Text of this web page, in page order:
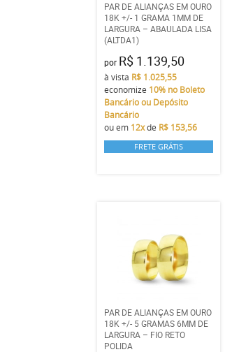
PAR DE ALIANÇAS EM OURO
18K +/- 1 GRAMA 1MM DE
LARGURA – ABAULADA LISA
(ALTDA1)
por R$ 1.139,50
à vista R$ 1.025,55
economize 10% no Boleto
Bancário ou Depósito
Bancário
ou em 12xde R$ 153,56
FRETE GRÁTIS
PAR DE ALIANÇAS EM OURO
18K +/- 5 GRAMAS 6MM DE
LARGURA – FIO RETO
POLIDA